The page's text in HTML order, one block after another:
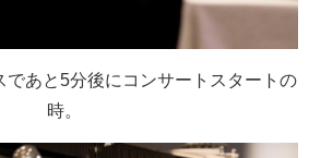
であと5分後にコンサートスタートの
時。